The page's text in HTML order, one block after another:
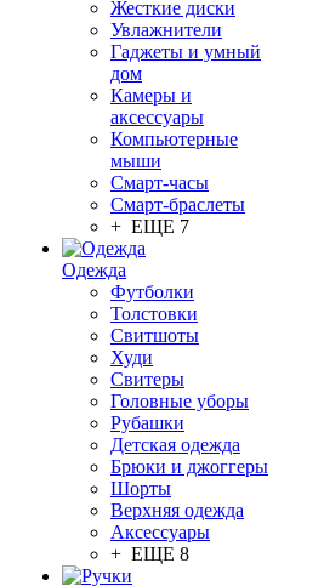
Жесткие диски
Увлажнители
Гаджеты и умный
дом
Камеры и
аксессуары
Компьютерные
мыши
Смарт-часы
Смарт-браслеты
+ ЕЩЕ 7
Одежда
Футболки
Толстовки
Свитшоты
Худи
Свитеры
Головные уборы
Рубашки
Детская одежда
Брюки и джоггеры
Шорты
Верхняя одежда
Аксессуары
+ ЕЩЕ 8